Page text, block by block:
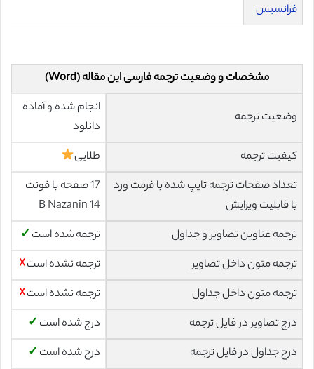
فرانسیس
مشخصات و وضعیت ترجمه فارسی این مقاله (Word)
وضعیت ترجمه
انجام شده و آماده
دانلود
کیفیت ترجمه
طلایی
تعداد صفحات ترجمه تایپ شده با فرمت ورد
با قابلیت ویرایش
17 صفحه با فونت
14 B Nazanin
ترجمه عناوین تصاویر و جداول
ترجمه شده است ✓
ترجمه متون داخل تصاویر
ترجمه نشده است☓
ترجمه متون داخل جداول
ترجمه نشده است☓
درج تصاویر در فایل ترجمه
درج شده است ✓
درج جداول در فایل ترجمه
درج شده است ✓